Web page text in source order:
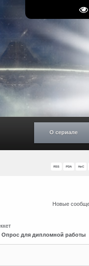
О сериале
RSS PDA НиС
Новые
Опрос для дипломной работы